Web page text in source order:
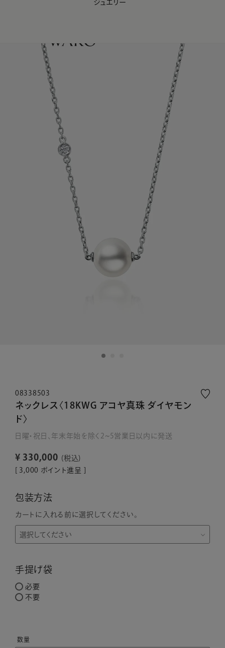
WAKO Membership Program連携はこちら
ジュエリー
08338503
ネックレス〈18KWG アコヤ真珠 ダイヤモン
ド〉
日曜・祝日、年末年始を除く2~5営業日以内に発送
¥ 330,000
税込
[ 3,000 ポイント進呈 ]
包装方法
カートに入れる前に選択してください。
手提げ袋
必要
不要